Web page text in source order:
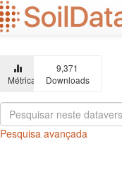
Ir
para
o
principal
Métricas
9,371
Downloads
Pesquisa avançada